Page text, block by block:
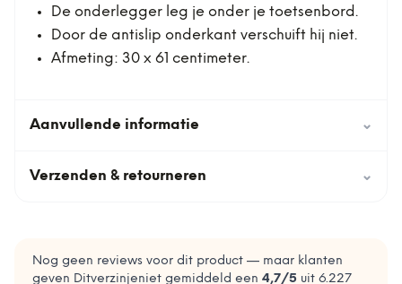
De onderlegger leg je onder je toetsenbord.
Door de antislip onderkant verschuift hij niet.
Afmeting: 30 x 61 centimeter.
Aanvullende informatie ⌄
Verzenden & retourneren ⌄
Nog geen reviews voor dit product — maar klanten
geven Ditverzinjeniet gemiddeld een 4,7/5 uit 6.227